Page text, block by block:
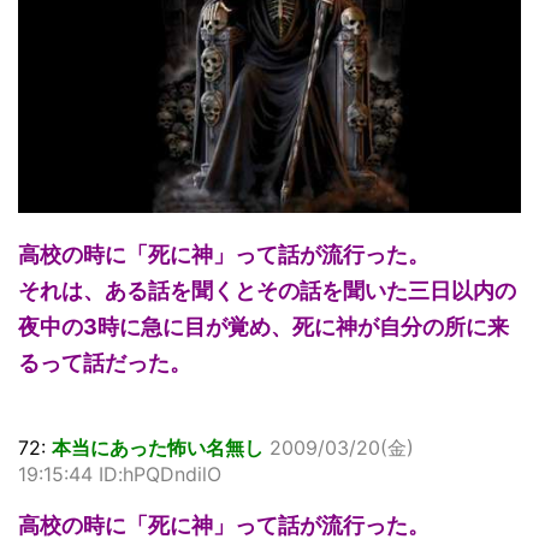
高校の時に「死に神」って話が流行った。
それは、ある話を聞くとその話を聞いた三日以内の
夜中の3時に急に目が覚め、死に神が自分の所に来
るって話だった。
72: 本当にあった怖い名無し 2009/03/20(金)
19:15:44 ID:hPQDndilO
高校の時に「死に神」って話が流行った。